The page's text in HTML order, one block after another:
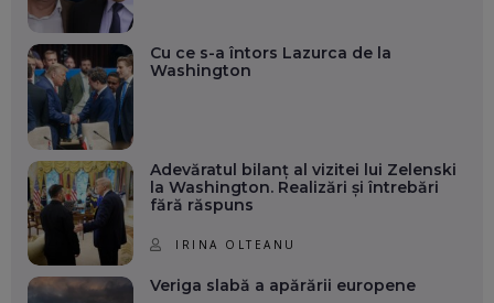
Cu ce s-a întors Lazurca de la
Washington
Adevăratul bilanț al vizitei lui Zelenski
la Washington. Realizări și întrebări
fără răspuns
IRINA OLTEANU
Veriga slabă a apărării europene